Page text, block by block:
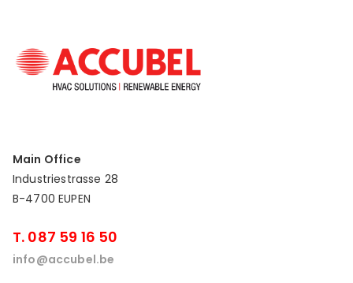
Main Office
Industriestrasse 28
B-4700 EUPEN
T. 087 59 16 50
info@accubel.be